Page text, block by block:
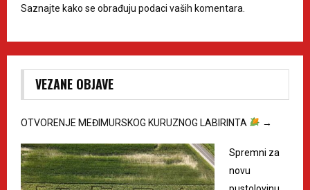
Saznajte kako se obrađuju podaci vaših komentara.
VEZANE OBJAVE
OTVORENJE MEĐIMURSKOG KURUZNOG LABIRINTA →
Spremni za
novu